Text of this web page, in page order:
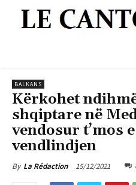
BALKANS
Kërkohet
shqiptare në
vendosur t’mos
vendlindjen
By La Rédaction 15/12/2021